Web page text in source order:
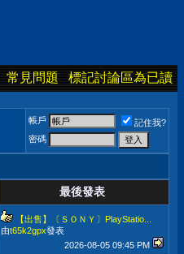
常見問題 標記討論區為已讀
帳戶
記住我?
密碼
最後發表
【出售】〔ＳＯＮＹ〕PlayStatio...
由t65k2gpx發表
2026-08-05 09:45 PM